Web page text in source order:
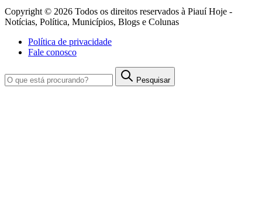
Copyright © 2026 Todos os direitos reservados à Piauí Hoje -
Notícias, Política, Municípios, Blogs e Colunas
Política de privacidade
Fale conosco
Pesquisar